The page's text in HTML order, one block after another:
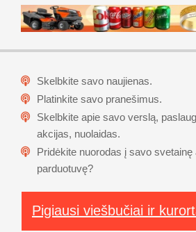
Skelbkite savo naujienas.
Platinkite savo pranešimus.
Skelbkite apie savo verslą,
akcijas, nuolaidas.
Pridėkite nuorodas į savo svetainę
parduotuvę?
Pigiausi viešbučiai ir